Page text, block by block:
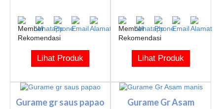
Lihat Produk Lihat Produk
Gurame gr saus papao
Gurame Gr Asam